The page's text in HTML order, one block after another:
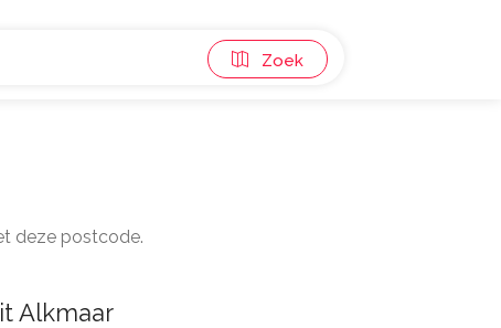
Zoek
deze postcode.
Alkmaar